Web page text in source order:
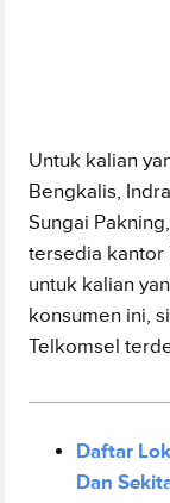
Untuk kalian
Bengkalis,
Sungai
tersedia kantor
untuk kalian
konsumen ini,
Telkomsel
Daftar
Dan